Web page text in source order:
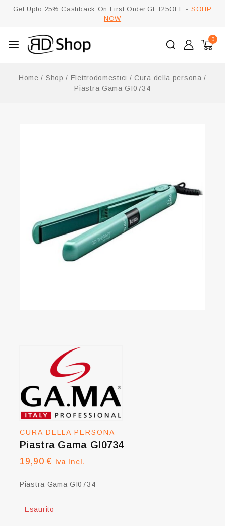
Get Upto 25% Cashback On First Order:GET25OFF - SOHP
NOW
0
Home / Shop / Elettrodomestici / Cura della persona /
Piastra Gama GI0734
CURA DELLA PERSONA
Piastra Gama GI0734
19,90€ Iva Incl.
Piastra Gama GI0734
Esaurito